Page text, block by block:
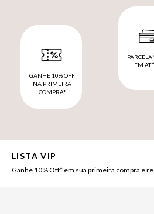
GANHE 10% OFF
NA PRIMEIRA
COMPRA*
EM
LISTA VIP
Ganhe 10% Off* em sua primeira compra e